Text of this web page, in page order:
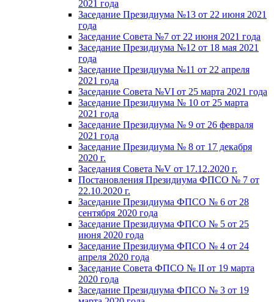
2021 года
Заседание Президиума №13 от 22 июня 2021
года
Заседание Совета №7 от 22 июня 2021 года
Заседание Президиума №12 от 18 мая 2021
года
Заседание Президиума №11 от 22 апреля
2021 года
Заседание Совета №VI от 25 марта 2021 года
Заседание Президиума № 10 от 25 марта
2021 года
Заседание Президиума № 9 от 26 февраля
2021 года
Заседание Президиума № 8 от 17 декабря
2020 г.
Заседания Совета №V от 17.12.2020 г.
Постановления Президиума ФПСО № 7 от
22.10.2020 г.
Заседание Президиума ФПСО № 6 от 28
сентября 2020 года
Заседание Президиума ФПСО № 5 от 25
июня 2020 года
Заседание Президиума ФПСО № 4 от 24
апреля 2020 года
Заседание Совета ФПСО № II от 19 марта
2020 года
Заседание Президиума ФПСО № 3 от 19